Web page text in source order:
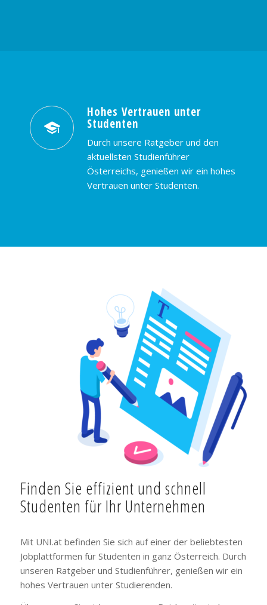
Hohes Vertrauen unter
Studenten
Durch unsere Ratgeber und den
aktuellsten Studienführer
Österreichs, genießen wir ein hohes
Vertrauen unter Studenten.
Finden Sie effizient und schnell
Studenten für Ihr Unternehmen
Mit UNI.at befinden Sie sich auf einer der beliebtesten
Jobplattformen für Studenten in ganz Österreich. Durch
unseren Ratgeber und Studienführer, genießen wir ein
hohes Vertrauen unter Studierenden.